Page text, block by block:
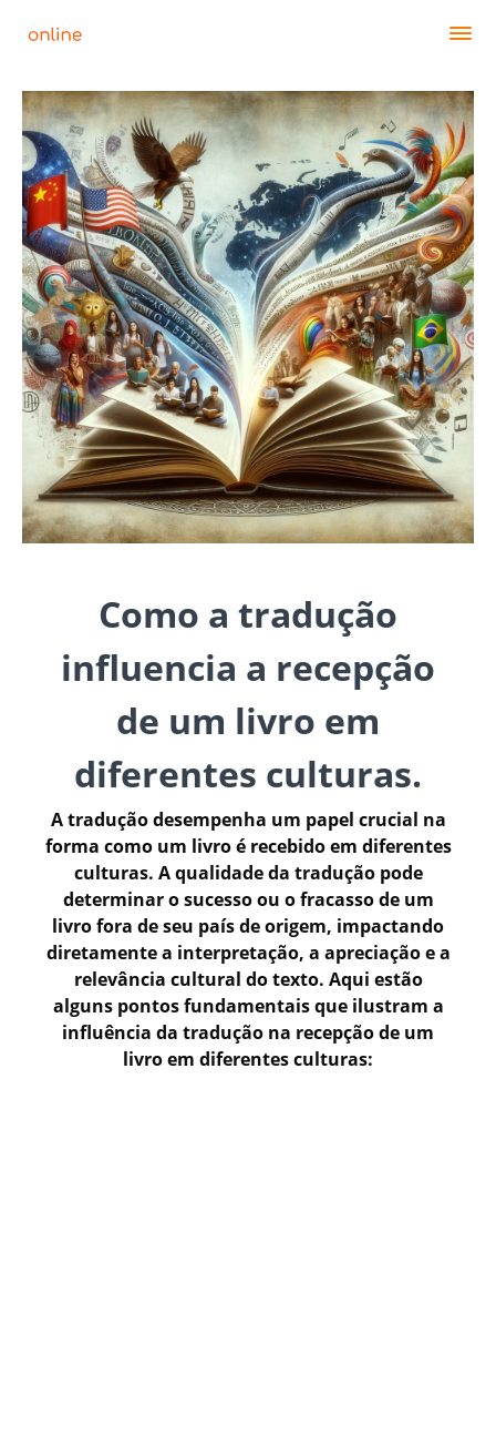
Como a tradução
influencia a recepção
de um livro em
diferentes culturas.
A tradução desempenha um papel crucial na
forma como um livro é recebido em diferentes
culturas. A qualidade da tradução pode
determinar o sucesso ou o fracasso de um
livro fora de seu país de origem, impactando
diretamente a interpretação, a apreciação e a
relevância cultural do texto. Aqui estão
alguns pontos fundamentais que ilustram a
influência da tradução na recepção de um
livro em diferentes culturas: